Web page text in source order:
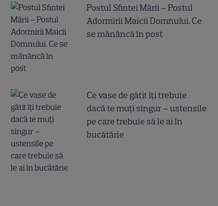
Postul Sfintei Mării – Postul
Adormirii Maicii Domnului. Ce
se mănâncă în post
Ce vase de gătit îți trebuie
dacă te muți singur – ustensile
pe care trebuie să le ai în
bucătărie